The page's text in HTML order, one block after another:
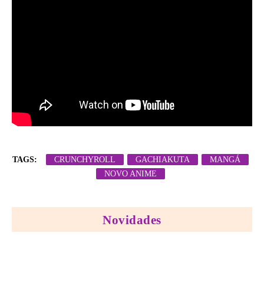
TAGS: CRUNCHYROLL GACHIAKUTA
MANGÁ
NOVO ANIME
Novidades